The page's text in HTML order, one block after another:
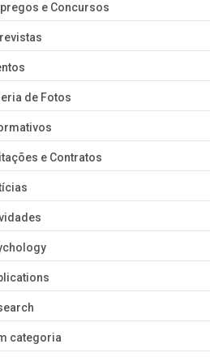
e Concursos
de Fotos
e Contratos
categoria